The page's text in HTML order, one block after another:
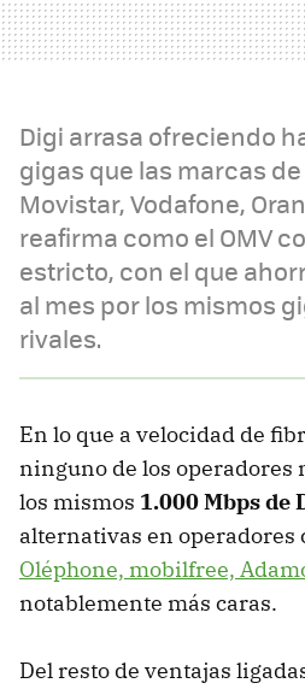
Digi arrasa ofreciendo
gigas que las marcas
Movistar, Vodafone,
reafirma como el OMV
estricto, con el que
al mes por los mismos
rivales.
En lo que a velocidad de
ninguno de los operadores
los mismos 1.000 Mbps de
alternativas en operadores
Oléphone, mobilfree,
notablemente más caras.
Del resto de ventajas